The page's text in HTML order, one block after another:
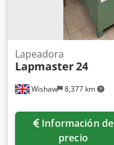
Wishaw 8,377 km
Lapeadora
Lapmaster24
Información de
precio